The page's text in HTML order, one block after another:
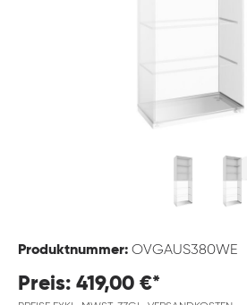
Produktnummer: OVGAUS380WE
Preis: 419,00 €*